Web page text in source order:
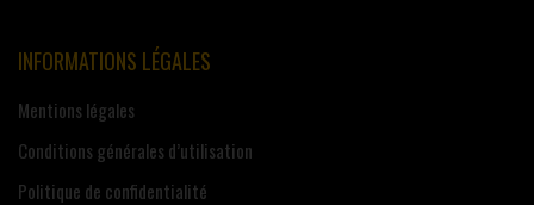
INFORMATIONS LÉGALES
Mentions légales
Conditions générales d’utilisation
Politique de confidentialité